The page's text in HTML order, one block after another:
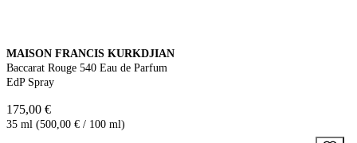
MAISON FRANCIS KURKDJIAN
Baccarat Rouge 540 Eau de Parfum
EdP Spray
175,00 €
35 ml (500,00 € / 100 ml)